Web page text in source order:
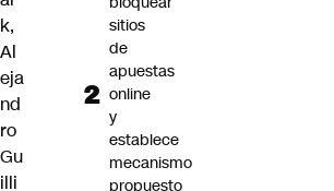
k,
Al
eja
nd
ro
Gu
illi
sitios
de
apuestas
online
y
establece
mecanismo
propuesto